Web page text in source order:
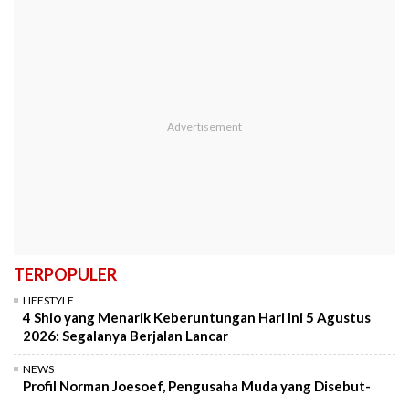
TERPOPULER
LIFESTYLE
4 Shio yang Menarik Keberuntungan Hari Ini 5 Agustus
2026: Segalanya Berjalan Lancar
NEWS
Profil Norman Joesoef, Pengusaha Muda yang Disebut-